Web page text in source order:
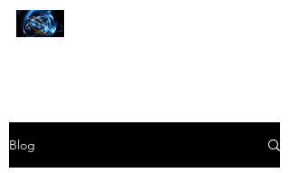
Blog